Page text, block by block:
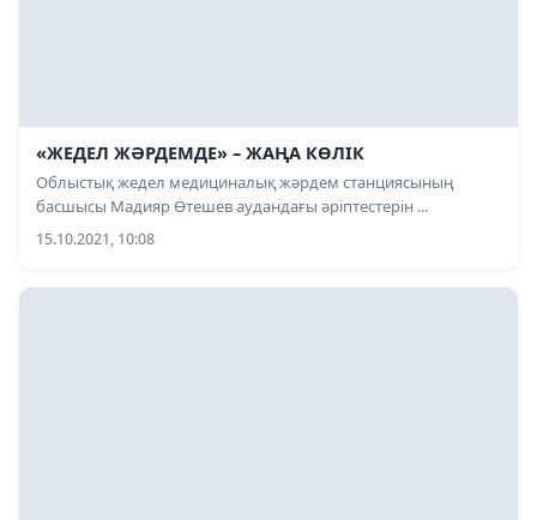
«ЖЕДЕЛ ЖӘРДЕМДЕ» – ЖАҢА КӨЛІК
Облыстық жедел медициналық жәрдем станциясының
басшысы Мадияр Өтешев аудандағы әріптестерін ...
15.10.2021, 10:08